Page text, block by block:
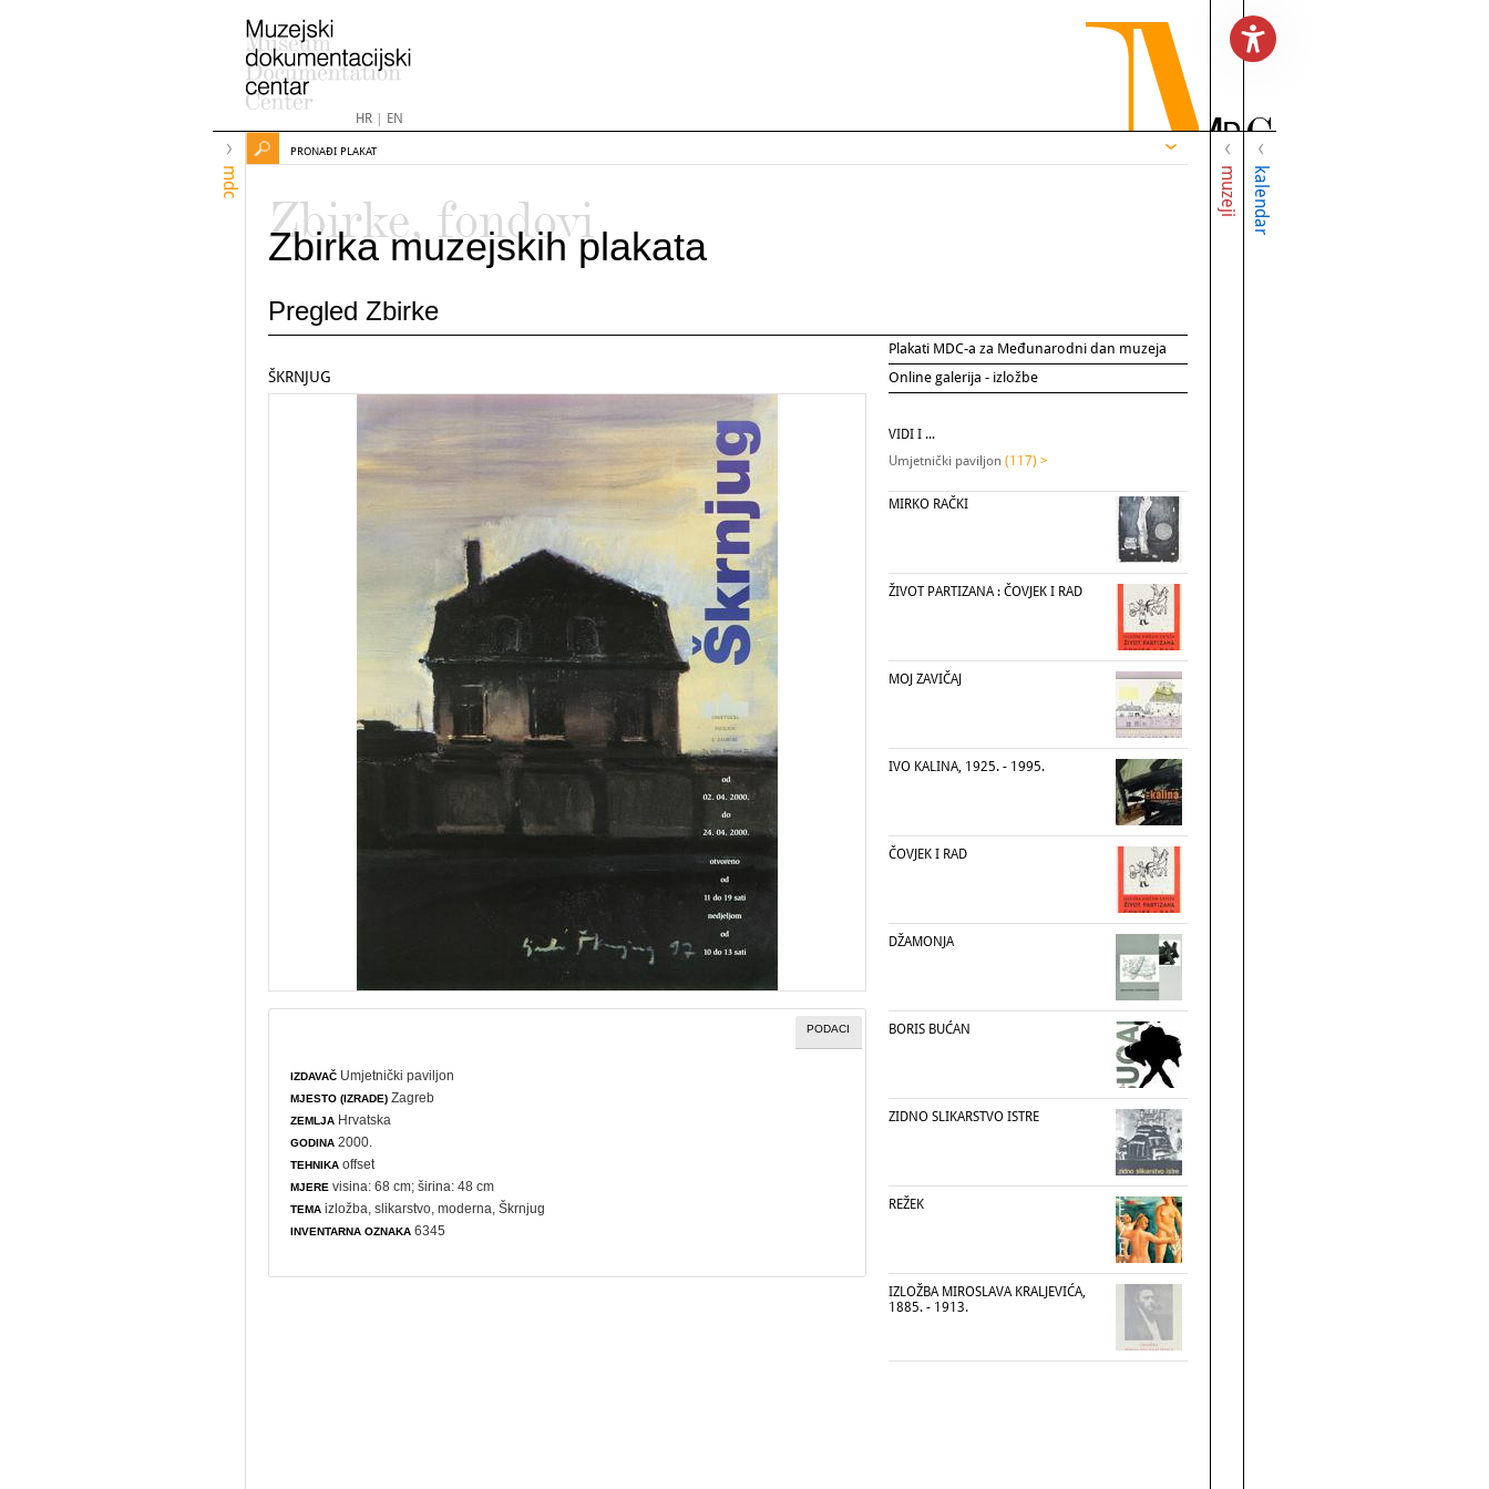
HR| EN
mdc muzeji kalendar
PRONAĐI PLAKAT
Zbirke, fondovi
Zbirka muzejskih plakata
Pregled Zbirke
Plakati MDC-a za Međunarodni dan muzeja
Online galerija - izložbe
ŠKRNJUG
PODACI
IZDAVAČ Umjetnički paviljon
MJESTO (IZRADE) Zagreb
ZEMLJA Hrvatska
GODINA 2000.
TEHNIKA offset
MJERE visina: 68 cm; širina: 48 cm
TEMA izložba ,slikarstvo ,moderna , Škrnjug
INVENTARNA OZNAKA 6345
VIDI I ...
Umjetnički paviljon (117) >
MIRKO RAČKI
ŽIVOT PARTIZANA : ČOVJEK I RAD
MOJ ZAVIČAJ
IVO KALINA, 1925. - 1995.
ČOVJEK I RAD
DŽAMONJA
BORIS BUĆAN
ZIDNO SLIKARSTVO ISTRE
REŽEK
IZLOŽBA MIROSLAVA KRALJEVIĆA,
1885. - 1913.